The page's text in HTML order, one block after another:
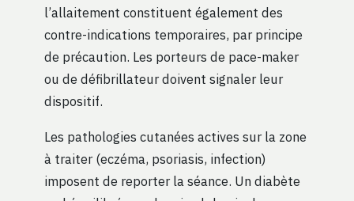
l’allaitement constituent également des
contre-indications temporaires, par principe
de précaution. Les porteurs de pace-maker
ou de défibrillateur doivent signaler leur
dispositif.
Les pathologies cutanées actives sur la zone
à traiter (eczéma, psoriasis, infection)
imposent de reporter la séance. Un diabète